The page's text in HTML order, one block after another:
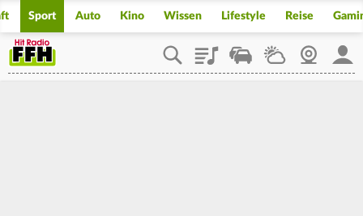
Sport Auto Kino Wissen Lifestyle Reise
PlaylistStaupilotWetterWebcam